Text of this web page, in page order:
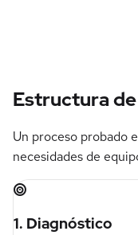
Estructura
Un proceso probado
necesidades de
1. Diagnóstico